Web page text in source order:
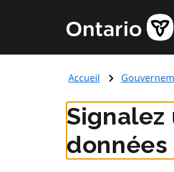
principal
Page
d'accueil
de
Accueil
données